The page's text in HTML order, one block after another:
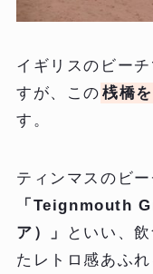
イギリスのビー
すが、この 桟橋
す。
ティンマスのビ
「Teignmouth
ア）」
といい、
たレトロ感あふれ